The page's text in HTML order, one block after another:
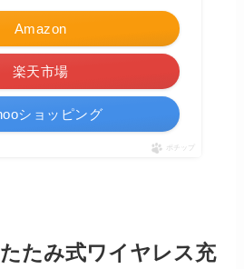
Amazon
楽天市場
ショッピング
ポチップ
たみ式ワイヤレス充